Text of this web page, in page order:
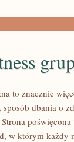
to znacznie
dbania o
w którym każdy